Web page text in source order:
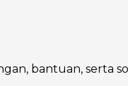
bantuan, serta